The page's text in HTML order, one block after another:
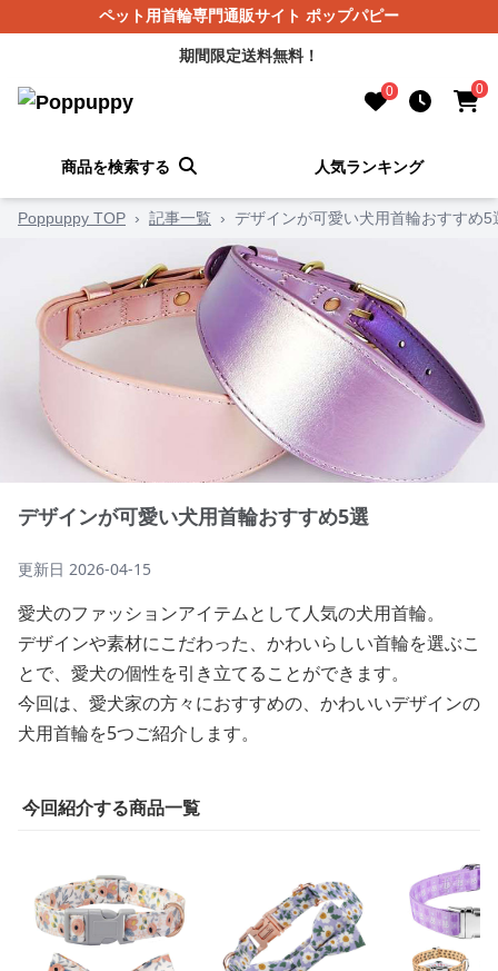
ペット用首輪専門通販サイト ポップパピー
期間限定送料無料！
0 0
商品を検索する 人気ランキング
Poppuppy TOP › 記事一覧 › デザインが可愛い犬用首輪おすすめ5
デザインが可愛い犬用首輪おすすめ5選
更新日 2026-04-15
愛犬のファッションアイテムとして人気の犬用首輪。
デザインや素材にこだわった、かわいらしい首輪を選ぶこ
とで、愛犬の個性を引き立てることができます。
今回は、愛犬家の方々におすすめの、かわいいデザインの
犬用首輪を5つご紹介します。
今回紹介する商品一覧